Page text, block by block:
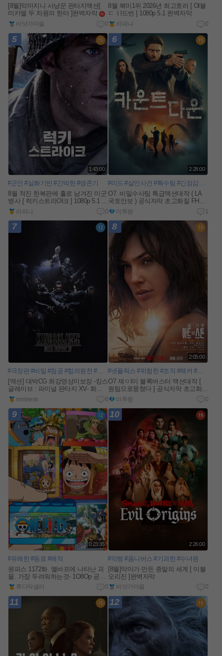
[8월]악마지니 사냥꾼 판타지액션[
미카엘 두 차원의 헌터 ]완벽자막 n
w
바닷가마을 0
8월 북미1위 2026년 최고호러 [ Ol블
ㄷㅓl드번 ] 1080p 5.1 완벽자막
라피냐 0
5
1:43:00
#군인 #실화기반 #긴박한 #생존기
8월 적진 한복판에 홀로 남겨진 미군
병사 [ 럭키스트라Ol크 ] 1080p 5.1 완
벽자막
라피냐 0
6
2:28:00
#미드 #살인사건 #특수팀 #긴장감넘치는
O7. 비밀수사팀 특급액션대작 ( LA
국토안보 ) 공식자막 초고화질 FHD5.
1 n
w
미투왕 1
7
#극장판 #비밀 #침공 #힘의원천 #공주 #왕자#친위대#굴욕#저항#사용
[액션] 대박CG 최강영상미보장 -킹스
글레이브 : 파이널 판타지 XV- 화질
자막완벽
mmisess 6
8
2:05:00
#넷플릭스 #위험한 #조직 #해커 #무기
O7 제ㅇI미 블록버스터 액션대작 [
원팀으로뭉쳤다 ] 공식자막 초고화질
FHD 5.1 n
미투왕 0
9
0:23:35
#유쾌한 #동료 #해적
원피스 1172화. 엘바프에 나타난 괴
물. 가장 두려워하는것- 1O8Op 공식
자막후다닥샐리 0
10
2:26:00
#악령 #옴니버스 #기괴한 #수녀원
[8월]악마가 만든 종말의 세계 [ 이블
오리진 ]완벽자막
바닷가마을 0
11 12